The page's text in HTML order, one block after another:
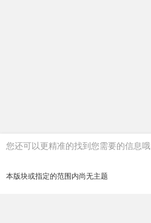
您还可以更精准的找到您需要的信息哦
本版块或指定的范围内尚无主题